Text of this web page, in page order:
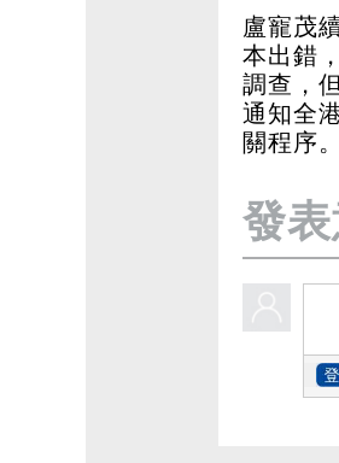
盧寵茂
本出錯
調查，
通知全
關程序。
發